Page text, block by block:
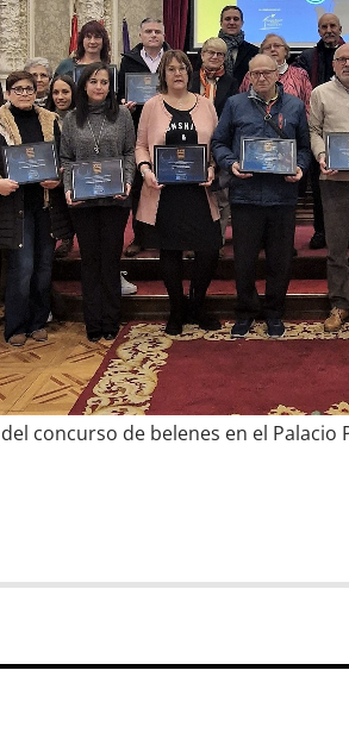
concurso de belenes en el Palacio